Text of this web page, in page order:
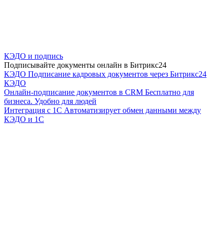
КЭДО и подпись
Подписывайте документы онлайн в Битрикс24
КЭДО Подписание кадровых документов через Битрикс24
КЭДО
Онлайн-подписание документов в CRM Бесплатно для
бизнеса. Удобно для людей
Интеграция с 1С Автоматизирует обмен данными между
КЭДО и 1С